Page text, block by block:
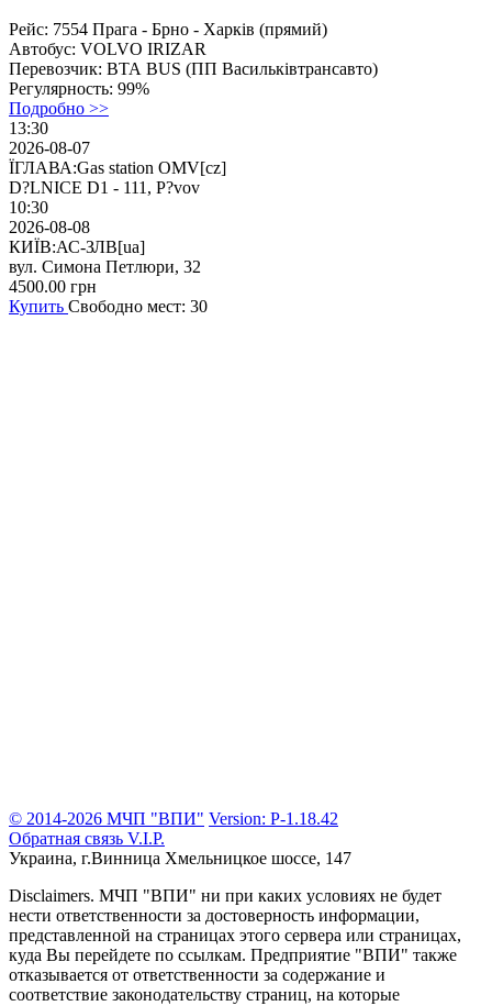
Рейс: 7554 Прага - Брно - Харків (прямий)
Автобус: VOLVO IRIZAR
Перевозчик: ВТА BUS (ПП Васильківтрансавто)
Регулярность: 99%
Подробно >>
13:30
2026-08-07
ЇГЛАВА:Gas station OMV[cz]
D?LNICE D1 - 111, P?vov
10:30
2026-08-08
КИЇВ:АС-ЗЛВ[ua]
вул. Симона Петлюри, 32
4500.00 грн
Купить Свободно мест: 30
© 2014-2026 МЧП "ВПИ" Version: P-1.18.42
Обратная связь V.I.P.
Украина, г.Винница Хмельницкое шоссе, 147
Disclaimers. МЧП "ВПИ" ни при каких условиях не будет
нести ответственности за достоверность информации,
представленной на страницах этого сервера или страницах,
куда Вы перейдете по ссылкам. Предприятие "ВПИ" также
отказывается от ответственности за содержание и
соответствие законодательству страниц, на которые